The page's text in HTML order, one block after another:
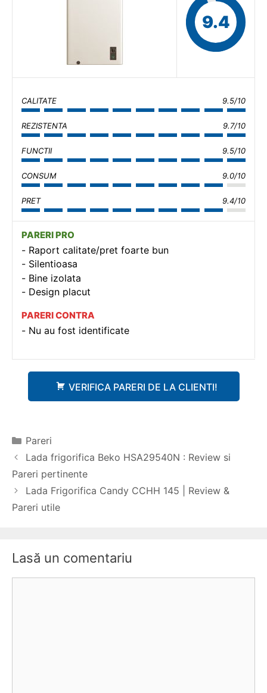
9.4
CALITATE 9.5/10
REZISTENTA 9.7/10
FUNCTII 9.5/10
CONSUM 9.0/10
PRET 9.4/10
PARERI PRO
Raport calitate/pret foarte bun
Silentioasa
Bine izolata
Design placut
PARERI CONTRA
Nu au fost identificate
VERIFICA PARERI DE LA CLIENTI!
Categorii
Pareri
Navigare
în
articole
Lada frigorifica Beko HSA29540N : Review si
Pareri pertinente
Lada Frigorifica Candy CCHH 145 | Review &
Pareri utile
Lasă un comentariu